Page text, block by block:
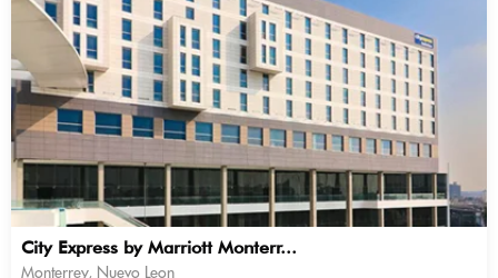
City Express by Marriott Monterr...
Monterrey, Nuevo Leon